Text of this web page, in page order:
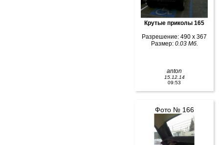
Крутые приколы 165
Разрешение: 490 x 367
Размер: 0.03 Мб.
anton
15.12.14
09:53
Фото № 166